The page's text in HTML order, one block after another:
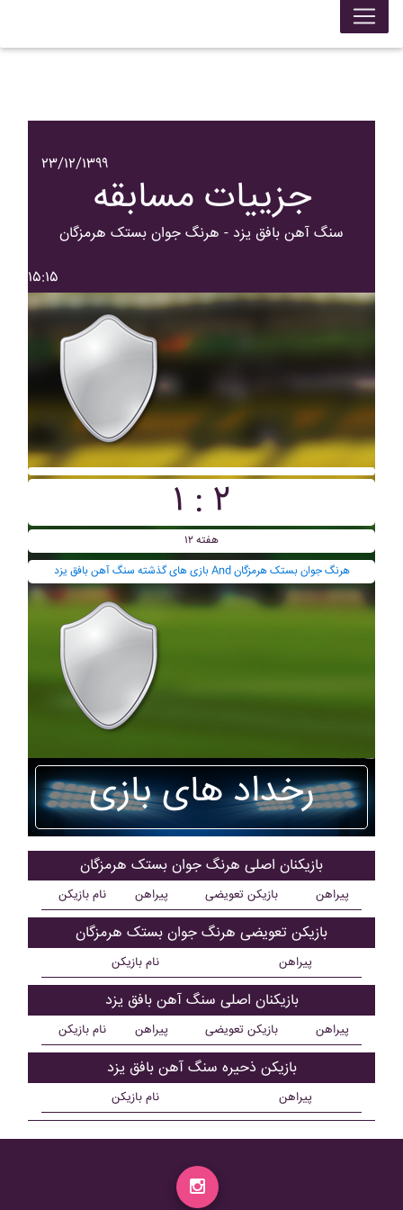
۲۳/۱۲/۱۳۹۹
جزییات مسابقه
سنگ آهن بافق يزد - هرنگ جوان بستک هرمزگان
۱۵:۱۵
۱ : ۲
هفته ۱۲
بازی های گذشته سنگ آهن بافق يزد And هرنگ جوان بستک هرمزگان
رخداد های بازی
بازیکنان اصلی هرنگ جوان بستک هرمزگان
نام بازیکن پیراهن بازیکن تعویضی پیراهن
بازیکن تعویضی هرنگ جوان بستک هرمزگان
نام بازیکن پیراهن
بازیکنان اصلی سنگ آهن بافق يزد
نام بازیکن پیراهن بازیکن تعویضی پیراهن
بازیکن ذحیره سنگ آهن بافق يزد
نام بازیکن پیراهن